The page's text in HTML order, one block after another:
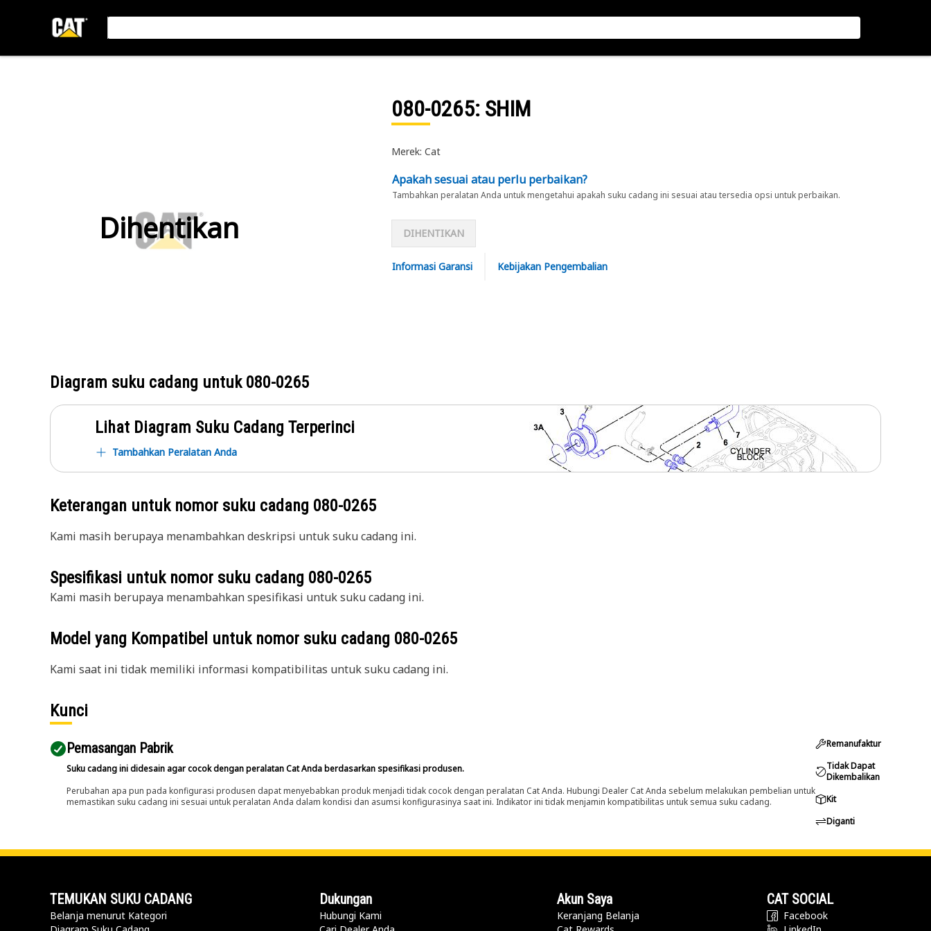
Dihentikan
080-0265: SHIM
Merek: Cat
Apakah sesuai atau perlu perbaikan?
Tambahkan peralatan Anda untuk mengetahui apakah suku cadang ini sesuai atau tersedia opsi untuk perbaikan.
DIHENTIKAN
Informasi Garansi Kebijakan Pengembalian
Diagram suku cadang untuk080-0265
Lihat Diagram Suku Cadang Terperinci
Tambahkan Peralatan Anda
Keterangan untuk nomor suku cadang 080-0265
Kami masih berupaya menambahkan deskripsi untuk suku cadang ini.
Spesifikasi untuk nomor suku cadang 080-0265
Kami masih berupaya menambahkan spesifikasi untuk suku cadang ini.
Model yang Kompatibel untuk nomor suku cadang 080-0265
Kami saat ini tidak memiliki informasi kompatibilitas untuk suku cadang ini.
Kunci
Pemasangan Pabrik
Suku cadang ini didesain agar cocok dengan peralatan Cat Anda berdasarkan spesifikasi produsen.
Perubahan apa pun pada konfigurasi produsen dapat menyebabkan produk menjadi tidak cocok dengan peralatan Cat Anda. Hubungi Dealer Cat Anda sebelum melakukan pembelian untuk
memastikan suku cadang ini sesuai untuk peralatan Anda dalam kondisi dan asumsi konfigurasinya saat ini. Indikator ini tidak menjamin kompatibilitas untuk semua suku cadang.
Remanufaktur
Tidak Dapat
Dikembalikan
Kit
Diganti
TEMUKAN SUKU CADANG
Belanja menurut Kategori
Dukungan
Hubungi Kami
Akun Saya
Keranjang Belanja
CAT SOCIAL
Facebook